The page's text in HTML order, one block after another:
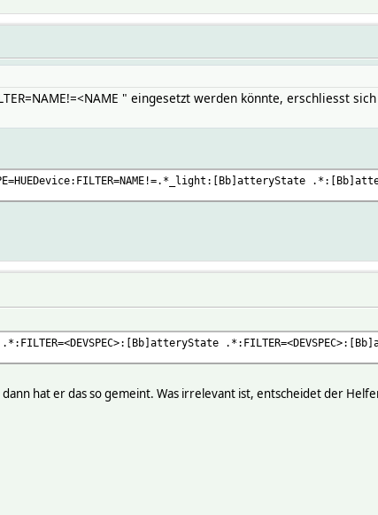
" eingesetzt werden könnte, erschliesst
hat er das so gemeint. Was irrelevant ist, entscheidet der